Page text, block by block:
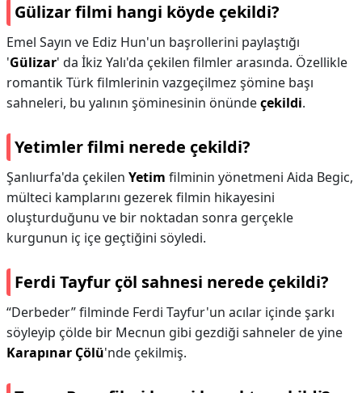
Gülizar filmi hangi köyde çekildi?
Emel Sayın ve Ediz Hun'un başrollerini paylaştığı
'Gülizar' da İkiz Yalı'da çekilen filmler arasında. Özellikle
romantik Türk filmlerinin vazgeçilmez şömine başı
sahneleri, bu yalının şöminesinin önündeçekildi.
Yetimler filmi nerede çekildi?
Şanlıurfa'da çekilen Yetim filminin yönetmeni Aida Begic,
mülteci kamplarını gezerek filmin hikayesini
oluşturduğunu ve bir noktadan sonra gerçekle
kurgunun iç içe geçtiğini söyledi.
Ferdi Tayfur çöl sahnesi nerede çekildi?
“Derbeder” filminde Ferdi Tayfur'un acılar içinde şarkı
söyleyip çölde bir Mecnun gibi gezdiği sahneler de yine
Karapınar Çölü'nde çekilmiş.